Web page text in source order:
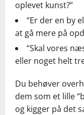
oplevet kunst?”
“Er der en by
at gå mere på
“Skal vores
eller noget helt
Du behøver
dem som et lille
og kigger på det